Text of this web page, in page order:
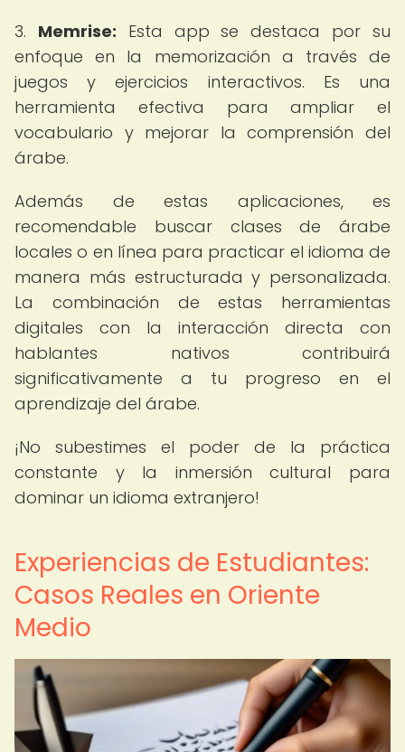
3. Memrise: Esta app se destaca por su
enfoque en la memorización a través de
juegos y ejercicios interactivos. Es una
herramienta efectiva para ampliar el
vocabulario y mejorar la comprensión del
árabe.
Además de estas aplicaciones, es
recomendable buscar clases de árabe
locales o en línea para practicar el idioma de
manera más estructurada y personalizada.
La combinación de estas herramientas
digitales con la interacción directa con
hablantes nativos contribuirá
significativamente a tu progreso en el
aprendizaje del árabe.
¡No subestimes el poder de la práctica
constante y la inmersión cultural para
dominar un idioma extranjero!
Experiencias de Estudiantes:
Casos Reales en Oriente
Medio